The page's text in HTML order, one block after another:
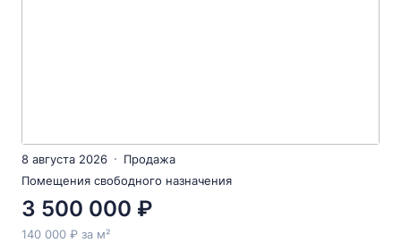
8 августа 2026
Продажа
Помещения свободного назначения
3 500 000 ₽
140 000 ₽ за м²